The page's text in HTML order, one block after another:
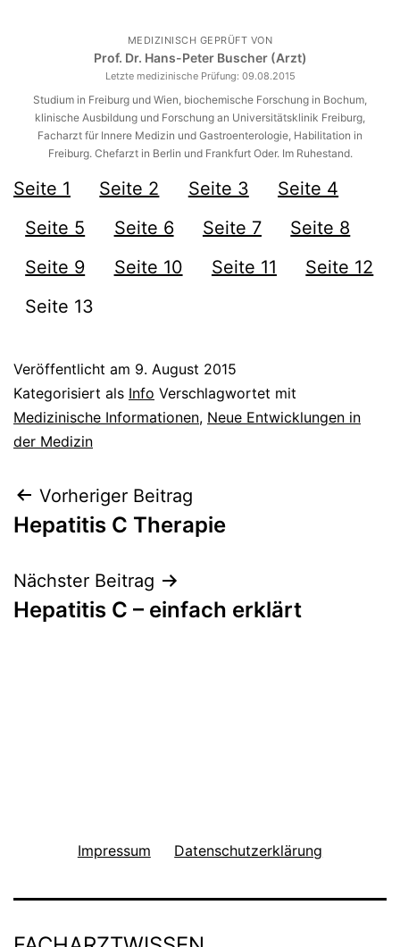
MEDIZINISCH GEPRÜFT VON
Prof. Dr. Hans-Peter Buscher (Arzt)
Letzte medizinische Prüfung: 09.08.2015
Studium in Freiburg und Wien, biochemische Forschung in Bochum,
klinische Ausbildung und Forschung an Universitätsklinik Freiburg,
Facharzt für Innere Medizin und Gastroenterologie, Habilitation in
Freiburg. Chefarzt in Berlin und Frankfurt Oder. Im Ruhestand.
Seite 1 Seite 2 Seite 3
Seite 4
Seite 5
Seite 6 Seite 7
Seite 8
Seite 9
Seite 10 Seite 11
Seite 12
Seite 13
Veröffentlicht am 9. August 2015
Kategorisiert als Info Verschlagwortet mit
Medizinische Informationen, Neue Entwicklungen in
der Medizin
Beitragsnavigation
Vorheriger Beitrag
Hepatitis C Therapie
Nächster Beitrag
Hepatitis C – einfach erklärt
Impressum Datenschutzerklärung